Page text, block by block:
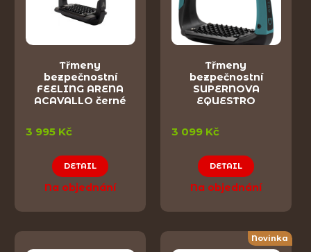
Třmeny
bezpečnostní
FEELING ARENA
ACAVALLO černé
3 995 Kč
DETAIL
Na objednání
Třmeny
bezpečnostní
SUPERNOVA
EQUESTRO
3 099 Kč
DETAIL
Na objednání
Novinka